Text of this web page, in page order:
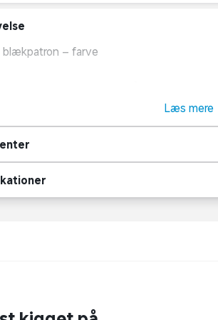
blækpatron – farve
er designet for at sikre et optimalt
i topkvalitet der ikke falmer.
Blækpatron
Farve
Læs mere